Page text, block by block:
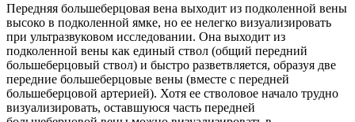
Передняя большеберцовая вена выходит из подколенной вены
высоко в подколенной ямке, но ее нелегко визуализировать
при ультразвуковом исследовании. Она выходит из
подколенной вены как единый ствол (общий передний
большеберцовый ствол) и быстро разветвляется, образуя две
передние большеберцовые вены (вместе с передней
большеберцовой артерией). Хотя ее стволовое начало трудно
визуализировать, оставшуюся часть передней